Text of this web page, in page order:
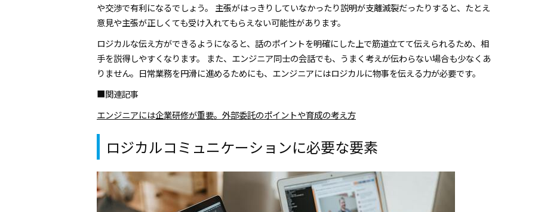
や交渉で有利になるでしょう。 主張がはっきりしていなかったり説明が支離滅裂だったりすると、たとえ
意見や主張が正しくても受け入れてもらえない可能性があります。
ロジカルな伝え方ができるようになると、話のポイントを明確にした上で筋道立てて伝えられるため、相
手を説得しやすくなります。 また、エンジニア同士の会話でも、うまく考えが伝わらない場合も少なくあ
りません。日常業務を円滑に進めるためにも、エンジニアにはロジカルに物事を伝える力が必要です。
■関連記事
エンジニアには企業研修が重要。外部委託のポイントや育成の考え方
ロジカルコミュニケーションに必要な要素